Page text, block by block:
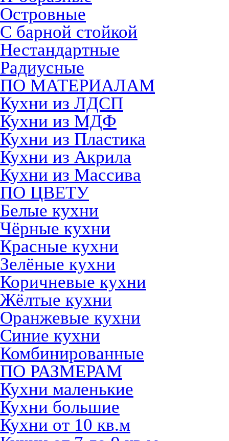
Островные
С барной стойкой
Нестандартные
Радиусные
ПО МАТЕРИАЛАМ
Кухни из ЛДСП
Кухни из МДФ
Кухни из Пластика
Кухни из Акрила
Кухни из Массива
ПО ЦВЕТУ
Белые кухни
Чёрные кухни
Красные кухни
Зелёные кухни
Коричневые кухни
Жёлтые кухни
Оранжевые кухни
Синие кухни
Комбинированные
ПО РАЗМЕРАМ
Кухни маленькие
Кухни большие
Кухни от 10 кв.м